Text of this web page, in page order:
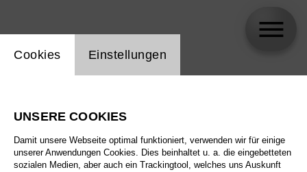
Einstellung Website Cookie
Cookies Einstellungen
UNSERE COOKIES
Damit unsere Webseite optimal funktioniert, verwenden wir für einige
unserer Anwendungen Cookies. Dies beinhaltet u. a. die eingebetteten
sozialen Medien, aber auch ein Trackingtool, welches uns Auskunft